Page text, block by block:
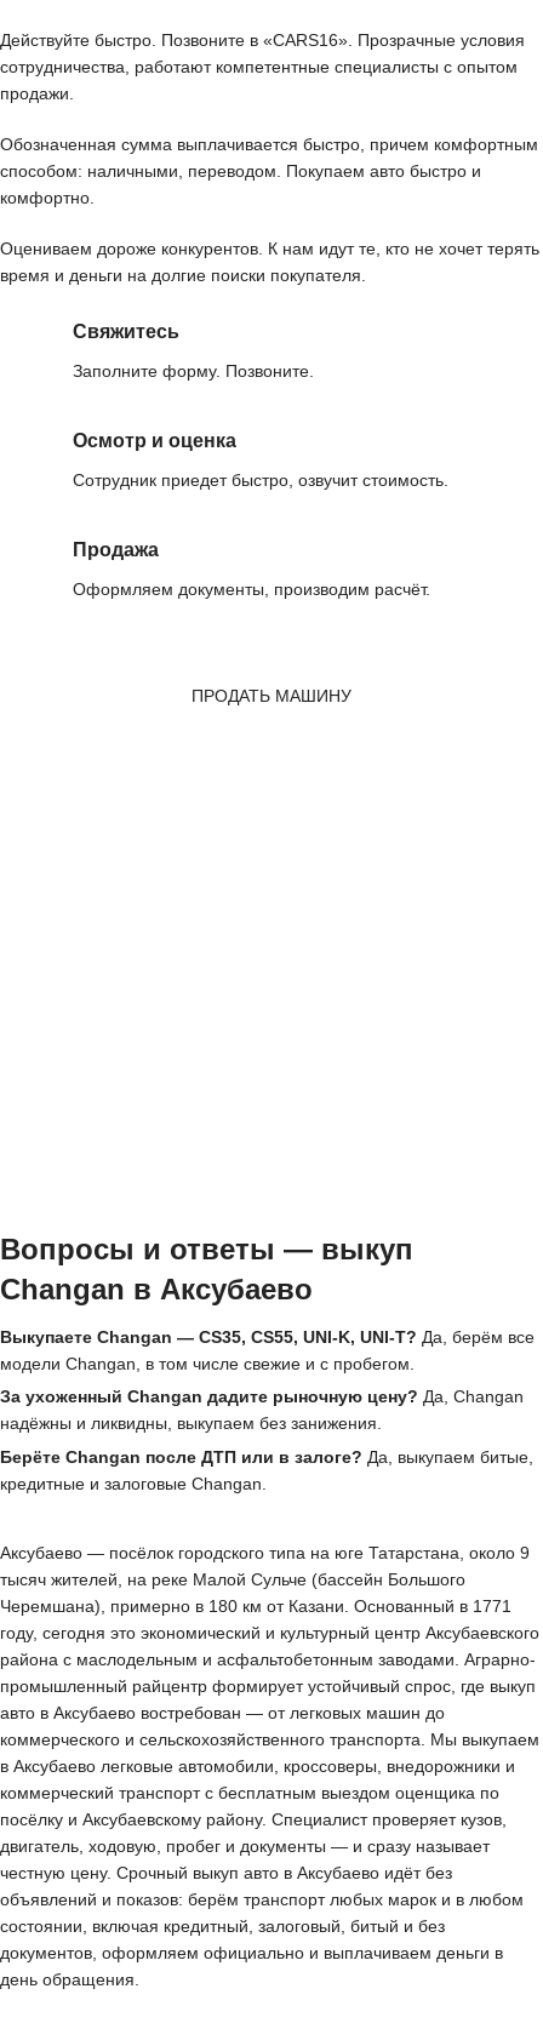
Действуйте быстро. Позвоните в «CARS16». Прозрачные условия
сотрудничества, работают компетентные специалисты с опытом
продажи.
Обозначенная сумма выплачивается быстро, причем комфортным
способом: наличными, переводом. Покупаем авто быстро и
комфортно.
Оцениваем дороже конкурентов. К нам идут те, кто не хочет терять
время и деньги на долгие поиски покупателя.
Свяжитесь
Заполните форму. Позвоните.
Осмотр и оценка
Сотрудник приедет быстро, озвучит стоимость.
Продажа
Оформляем документы, производим расчёт.
ПРОДАТЬ МАШИНУ
Вопросы и ответы — выкуп
Changan в Аксубаево
Выкупаете Changan — CS35, CS55, UNI-K, UNI-T? Да, берём все
модели Changan, в том числе свежие и с пробегом.
За ухоженный Changan дадите рыночную цену? Да, Changan
надёжны и ликвидны, выкупаем без занижения.
Берёте Changan после ДТП или в залоге? Да, выкупаем битые,
кредитные и залоговые Changan.
Аксубаево — посёлок городского типа на юге Татарстана, около 9
тысяч жителей, на реке Малой Сульче (бассейн Большого
Черемшана), примерно в 180 км от Казани. Основанный в 1771
году, сегодня это экономический и культурный центр Аксубаевского
района с маслодельным и асфальтобетонным заводами. Аграрно-
промышленный райцентр формирует устойчивый спрос, где выкуп
авто в Аксубаево востребован — от легковых машин до
коммерческого и сельскохозяйственного транспорта. Мы выкупаем
в Аксубаево легковые автомобили, кроссоверы, внедорожники и
коммерческий транспорт с бесплатным выездом оценщика по
посёлку и Аксубаевскому району. Специалист проверяет кузов,
двигатель, ходовую, пробег и документы — и сразу называет
честную цену. Срочный выкуп авто в Аксубаево идёт без
объявлений и показов: берём транспорт любых марок и в любом
состоянии, включая кредитный, залоговый, битый и без
документов, оформляем официально и выплачиваем деньги в
день обращения.